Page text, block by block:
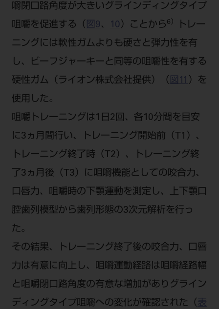
嚼閉口路角度が大きいグラインディングタイプ
咀嚼を促進する（ 図9 、 10 ）ことから 6）
トレー
ニングには軟性ガムよりも硬さと弾力性を有
し、ビーフジャーキーと同等の咀嚼性を有する
硬性ガム（ライオン株式会社提供）（ 図11 ）を
使用した。
咀嚼トレーニングは1日2回、各10分間を目安
に3ヵ月間行い、トレーニング開始前（T1）、
トレーニング終了時（T2）、トレーニング終
了3ヵ月後（T3）に咀嚼機能としての咬合力、
口唇力、咀嚼時の下顎運動を測定し、上下顎口
腔歯列模型から歯列形態の3次元解析を行っ
た。
その結果、トレーニング終了後の咬合力、口唇
力は有意に向上し、咀嚼運動経路は咀嚼経路幅
と咀嚼閉口路角度の有意な増加がありグライン
ディングタイプ咀嚼への変化が確認された（表